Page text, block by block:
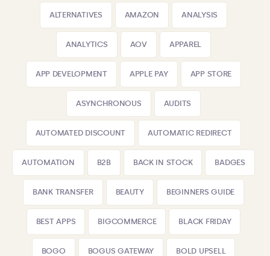
ALTERNATIVES AMAZON ANALYSIS
ANALYTICS AOV APPAREL
APP DEVELOPMENT APPLE PAY APP STORE
ASYNCHRONOUS AUDITS
AUTOMATED DISCOUNT AUTOMATIC REDIRECT
AUTOMATION B2B BACK IN STOCK BADGES
BANK TRANSFER BEAUTY BEGINNERS GUIDE
BEST APPS BIGCOMMERCE BLACK FRIDAY
BOGO BOGUS GATEWAY BOLD UPSELL